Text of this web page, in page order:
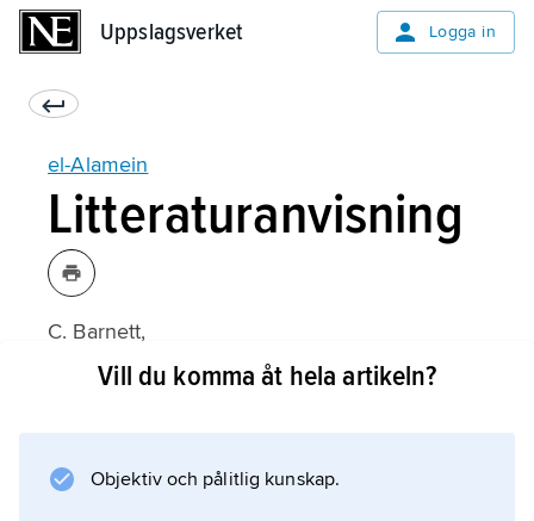
Uppslagsverket Logga in
el-Alamein
Litteraturanvisning
C. Barnett,
The Desert Generals
Vill du komma åt hela artikeln?
Objektiv och pålitlig kunskap.